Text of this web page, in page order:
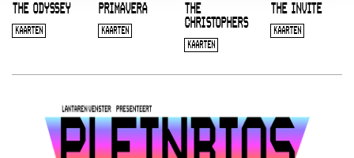
THE ODYSSEY
KAARTEN
PRIMAVERA
KAARTEN
THE
CHRISTOPHERS
KAARTEN
THE INVITE
KAARTEN